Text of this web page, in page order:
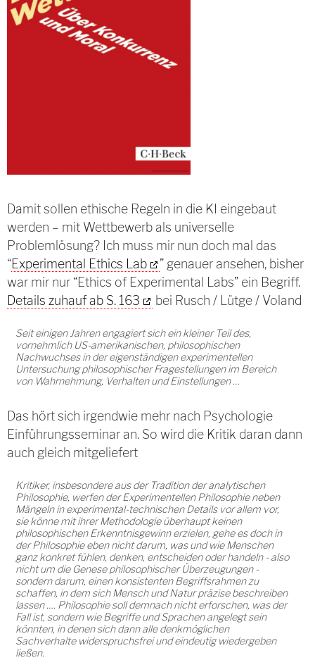
Damit sollen ethische Regeln in die KI eingebaut
werden – mit Wettbewerb als universelle
Problemlösung? Ich muss mir nun doch mal das
“Experimental Ethics Lab
” genauer ansehen, bisher
war mir nur “Ethics of Experimental Labs” ein Begriff.
Details zuhauf ab S. 163
bei Rusch / Lütge / Voland
Seit einigen Jahren engagiert sich ein kleiner Teil des,
vornehmlich US-amerikanischen, philosophischen
Nachwuchses in der eigenständigen experimentellen
Untersuchung philosophischer Fragestellungen im Bereich
von Wahrnehmung, Verhalten und Einstellungen …
Das hört sich irgendwie mehr nach Psychologie
Einführungsseminar an. So wird die Kritik daran dann
auch gleich mitgeliefert
Kritiker, insbesondere aus der Tradition der analytischen
Philosophie, werfen der Experimentellen Philosophie neben
Mängeln in experimental-technischen Details vor allem vor,
sie könne mit ihrer Methodologie überhaupt keinen
philosophischen Erkenntnisgewinn erzielen, gehe es doch in
der Philosophie eben nicht darum, was und wie Menschen
ganz konkret fühlen, denken, entscheiden oder handeln - also
nicht um die Genese philosophischer Überzeugungen -
sondern darum, einen konsistenten Begriffsrahmen zu
schaffen, in dem sich Mensch und Natur präzise beschreiben
lassen …. Philosophie soll demnach nicht erforschen, was der
Fall ist, sondern wie Begriffe und Sprachen angelegt sein
könnten, in denen sich dann alle denkmöglichen
Sachverhalte widerspruchsfrei und eindeutig wiedergeben
ließen.